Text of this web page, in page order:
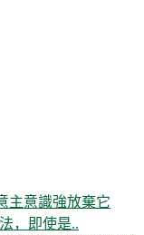
主意識強放棄它
，即使是..